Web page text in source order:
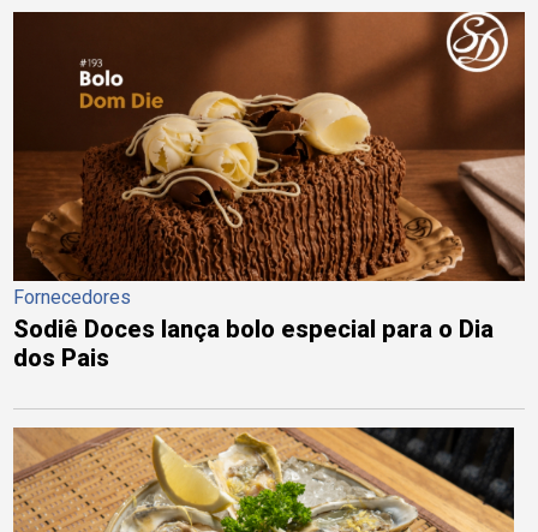
Fornecedores
Sodiê Doces lança bolo especial para o Dia
dos Pais